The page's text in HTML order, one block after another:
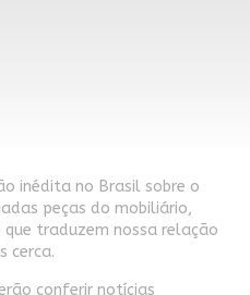
inédita no Brasil sobre o
peças do mobiliário,
traduzem nossa relação
cerca.
conferir notícias